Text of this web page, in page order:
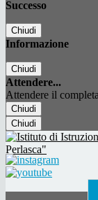
Successo
Chiudi
Informazione
Chiudi
Attendere...
Attendere il
Chiudi
Chiudi